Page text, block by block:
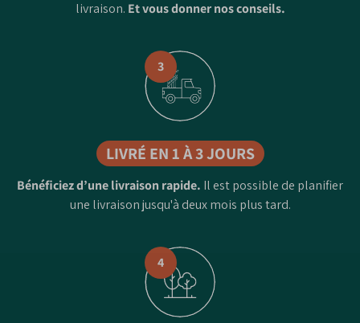
livraison. Et vous donner nos conseils.
3
LIVRÉ EN 1 À 3 JOURS
Bénéficiez d’une livraison rapide. Il est possible de planifier
une livraison jusqu'à deux mois plus tard.
4